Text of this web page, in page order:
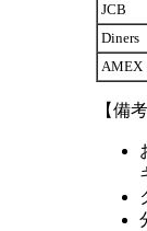
JCB
Diners
AMEX
【備考